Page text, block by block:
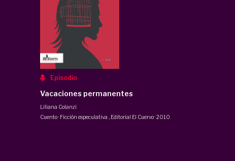
Episodio
Vacaciones permanentes
Liliana Colanzi
Cuento · Ficción especulativa
Editorial El Cuervo·2010